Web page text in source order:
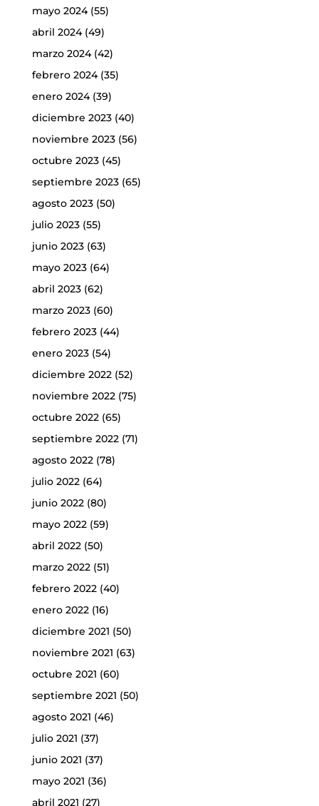
mayo 2024(55)
abril 2024(49)
marzo 2024(42)
febrero 2024(35)
enero 2024(39)
diciembre 2023(40)
noviembre 2023(56)
octubre 2023(45)
septiembre 2023(65)
agosto 2023(50)
julio 2023(55)
junio 2023(63)
mayo 2023(64)
abril 2023(62)
marzo 2023(60)
febrero 2023(44)
enero 2023(54)
diciembre 2022(52)
noviembre 2022(75)
octubre 2022(65)
septiembre 2022(71)
agosto 2022(78)
julio 2022(64)
junio 2022(80)
mayo 2022(59)
abril 2022(50)
marzo 2022(51)
febrero 2022(40)
enero 2022(16)
diciembre 2021 (50)
noviembre 2021 (63)
octubre 2021 (60)
septiembre 2021 (50)
agosto 2021 (46)
julio 2021 (37)
junio 2021 (37)
mayo 2021 (36)
abril 2021 (27)